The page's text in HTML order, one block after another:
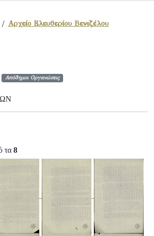
Αρχείο Ελευθερίου Βενιζέλου
Απόδημοι Οργανώσεις
τα 8